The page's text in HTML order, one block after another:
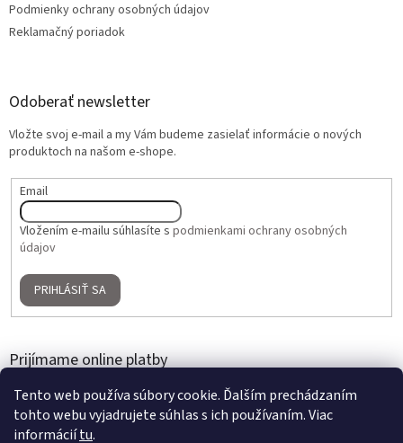
Tento web používa súbory cookie. Ďalším prechádzaním
tohto webu vyjadrujete súhlas s ich používaním. Viac
informáciítu.
Podmienky ochrany osobných údajov
Reklamačný poriadok
Odoberať newsletter
Vložte svoj e-mail a my Vám budeme zasielať informácie o nových
produktoch na našom e-shope.
Email
Vložením e-mailu súhlasíte s podmienkami ochrany osobných
údajov
PRIHLÁSIŤ SA
Prijímame online platby